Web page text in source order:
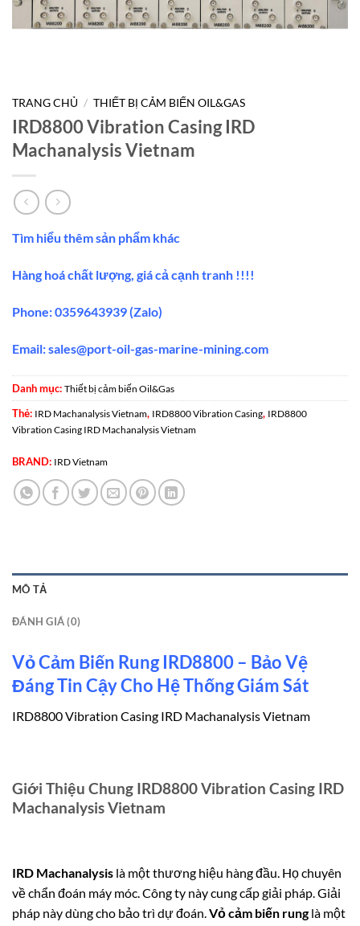
TRANG CHỦ / THIẾT BỊ CẢM BIẾN OIL&GAS
IRD8800 Vibration Casing IRD
Machanalysis Vietnam
Tìm hiểu thêm sản phẩm khác
Hàng hoá chất lượng, giá cả cạnh tranh !!!!
Phone: 0359643939 (Zalo)
Email:sales@port-oil-gas-marine-mining.com
Danh mục: Thiết bị cảm biến Oil&Gas
Thẻ: IRD Machanalysis Vietnam, IRD8800 Vibration Casing, IRD8800
Vibration Casing IRD Machanalysis Vietnam
BRAND: IRD Vietnam
MÔ TẢ
ĐÁNH GIÁ (0)
Vỏ Cảm Biến Rung IRD8800 – Bảo Vệ
Đáng Tin Cậy Cho Hệ Thống Giám Sát
IRD8800 Vibration Casing IRD Machanalysis Vietnam
Giới Thiệu Chung IRD8800 Vibration Casing IRD
Machanalysis Vietnam
IRD Machanalysis là một thương hiệu hàng đầu. Họ chuyên
về chẩn đoán máy móc. Công ty này cung cấp giải pháp. Giải
pháp này dùng cho bảo trì dự đoán. Vỏ cảm biến runglà một